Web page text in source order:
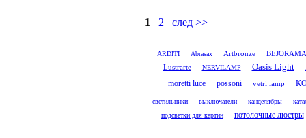
1 2 след >>
ARDITI Abrasax Artbronze BEJORAMA
Lustrarte NERVILAMP Oasis Light
moretti luce
possoni vetri lamp
светильники выключатели канделябры
подсветки для картин
потолочные люстры